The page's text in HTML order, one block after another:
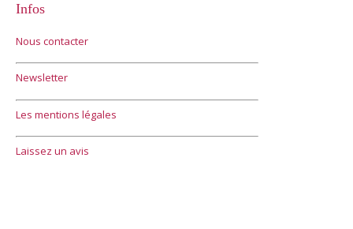
Infos
Nous contacter
Newsletter
Les mentions légales
Laissez un avis